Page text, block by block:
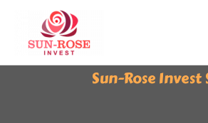
contenido
Sun-Rose Invest